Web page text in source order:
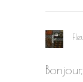
Bonjour,